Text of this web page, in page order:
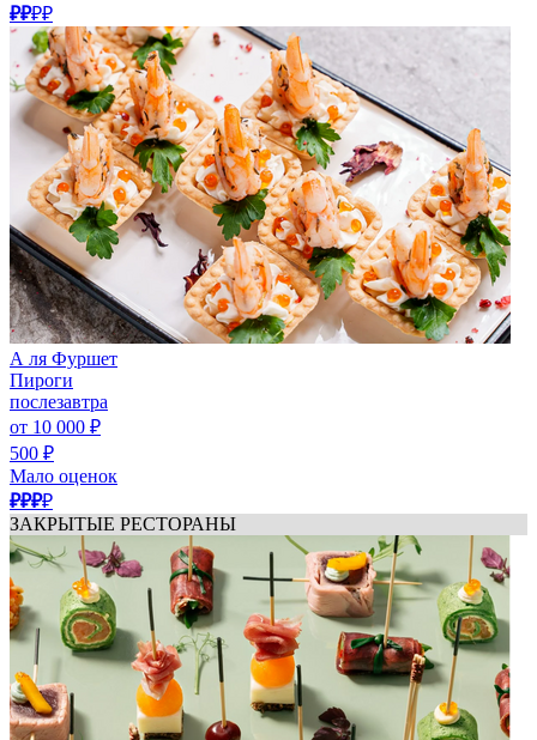
₽₽₽₽
А ля Фуршет
Пироги
послезавтра
от 10 000 ₽
500 ₽
Мало оценок
₽₽₽₽
ЗАКРЫТЫЕ РЕСТОРАНЫ